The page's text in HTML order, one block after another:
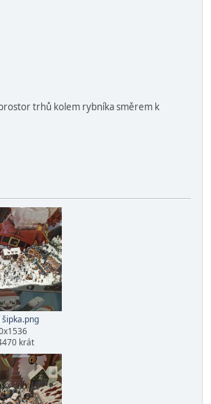
Volně místo o pohledové šířce na
využili na rozšíření lesa (šipka)
trhů kolem rybníka směrem k